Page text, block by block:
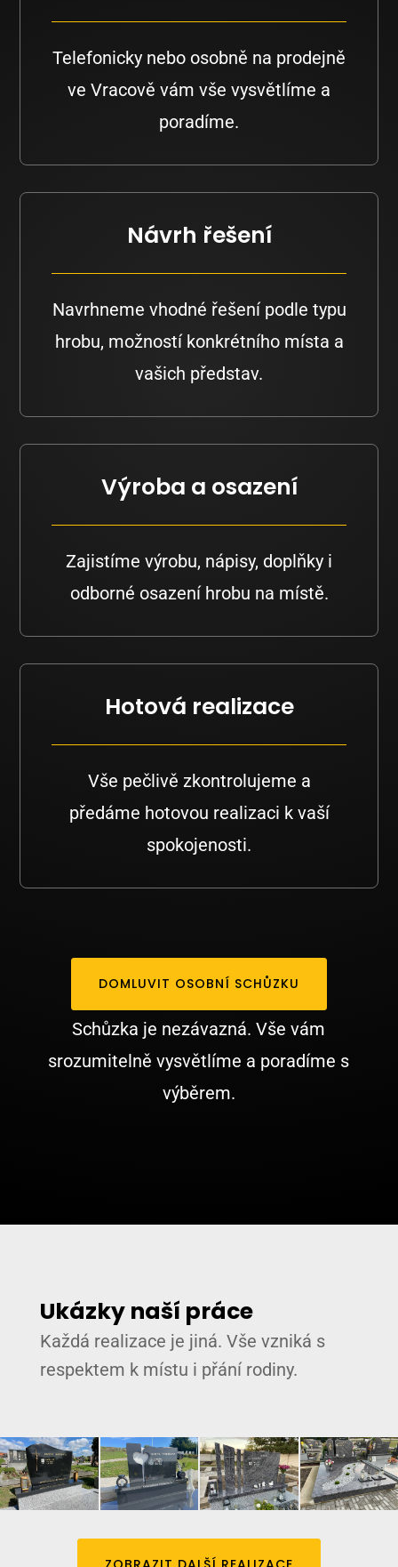
Telefonicky nebo osobně na prodejně
ve Vracově vám vše vysvětlíme a
poradíme.
Návrh řešení
Navrhneme vhodné řešení podle typu
hrobu, možností konkrétního místa a
vašich představ.
Výroba a osazení
Zajistíme výrobu, nápisy, doplňky i
odborné osazení hrobu na místě.
Hotová realizace
Vše pečlivě zkontrolujeme a
předáme hotovou realizaci k vaší
spokojenosti.
DOMLUVIT OSOBNÍ SCHŮZKU
Schůzka je nezávazná. Vše vám
srozumitelně vysvětlíme a poradíme s
výběrem.
Ukázky naší práce
Každá realizace je jiná. Vše vzniká s
respektem k místu i přání rodiny.